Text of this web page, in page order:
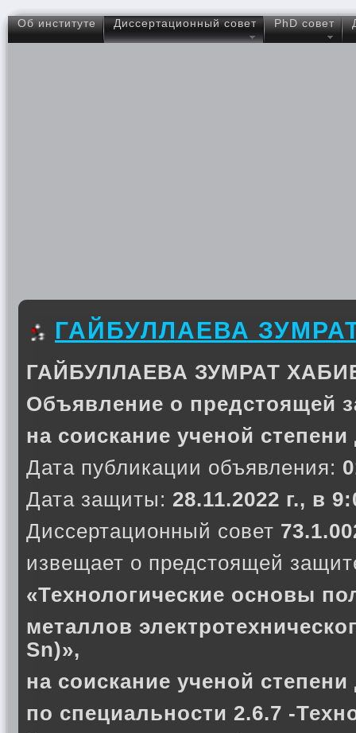
Об институте Диссертационный совет PhD совет
ГАЙБУЛЛАЕВА
ГАЙБУЛЛАЕВА ЗУМРАТ
Объявление о предстоящей
на соискание ученой
Дата публикации объявления:
Дата защиты: 28.11.2022 г., в
Диссертационный совет
извещает о предстоящей
«Технологические основы
металлов
Sn)»,
на соискание ученой
по специальности 2.6.7 -